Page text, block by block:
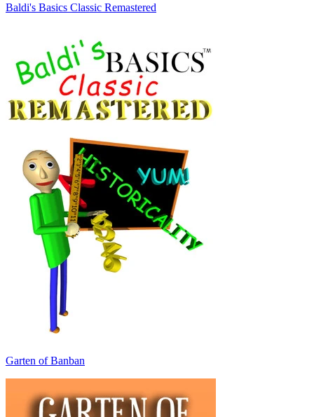
Baldi's Basics Classic Remastered
Garten of Banban